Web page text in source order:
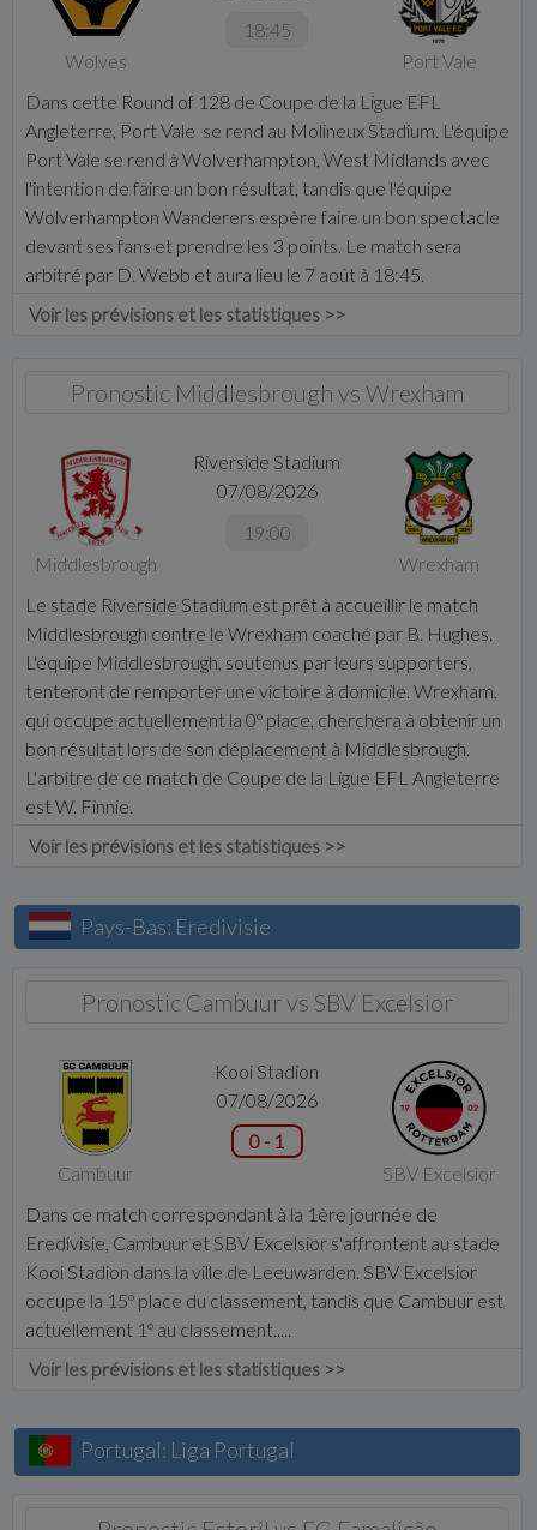
Wolves
18:45
Port Vale
Dans cette Round of 128 de Coupe de la Ligue EFL
Angleterre, Port Vale se rend au Molineux Stadium. L'équipe
Port Vale se rend à Wolverhampton, West Midlands avec
l'intention de faire un bon résultat, tandis que l'équipe
Wolverhampton Wanderers espère faire un bon spectacle
devant ses fans et prendre les 3 points. Le match sera
arbitré par D. Webb et aura lieu le 7 août à 18:45.
Voir les prévisions et les statistiques >>
Pronostic Middlesbrough vs Wrexham
Middlesbrough
Riverside Stadium
07/08/2026
19:00
Wrexham
Le stade Riverside Stadium est prêt à accueillir le match
Middlesbrough contre le Wrexham coaché par B. Hughes.
L'équipe Middlesbrough, soutenus par leurs supporters,
tenteront de remporter une victoire à domicile. Wrexham,
qui occupe actuellement la 0º place, cherchera à obtenir un
bon résultat lors de son déplacement à Middlesbrough.
L'arbitre de ce match de Coupe de la Ligue EFL Angleterre
est W. Finnie.
Voir les prévisions et les statistiques >>
Pays-Bas: Eredivisie
Pronostic Cambuur vs SBV Excelsior
Cambuur
Kooi Stadion
07/08/2026
0 - 1
SBV Excelsior
Dans ce match correspondant à la 1ère journée de
Eredivisie, Cambuur et SBV Excelsior s'affrontent au stade
Kooi Stadion dans la ville de Leeuwarden. SBV Excelsior
occupe la 15º place du classement, tandis que Cambuur est
actuellement 1º au classement.....
Voir les prévisions et les statistiques >>
Portugal: Liga Portugal